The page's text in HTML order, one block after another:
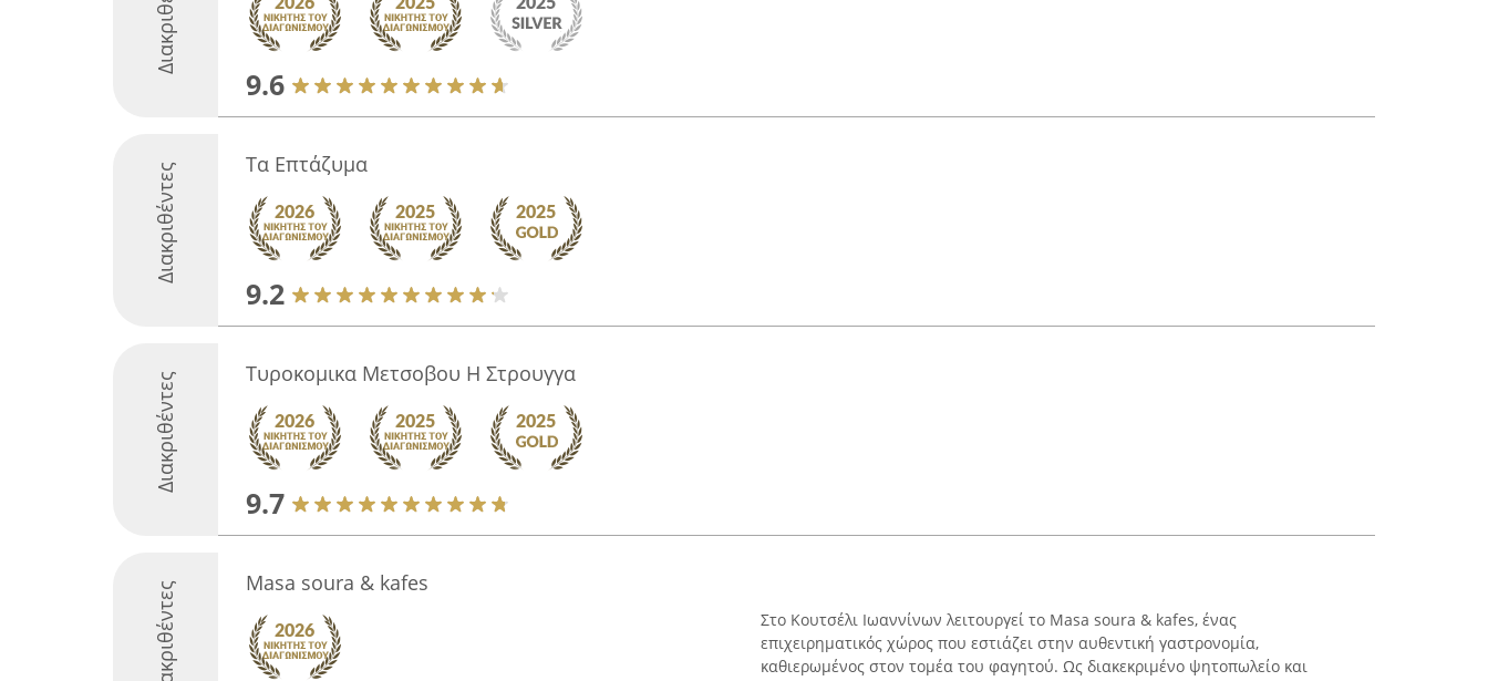
9.6
Διακριθέντες Τα Επτάζυμα
9.2
Διακριθέντες Τυροκομικα Μετσοβου Η Στρουγγα
9.7
Διακριθέντες Masa soura & kafes
Στο Κουτσέλι Ιωαννίνων λειτουργεί το Masa soura & kafes, ένας
επιχειρηματικός χώρος που εστιάζει στην αυθεντική γαστρονομία,
καθιερωμένος στον τομέα του φαγητού. Ως διακεκριμένο ψητοπωλείο και